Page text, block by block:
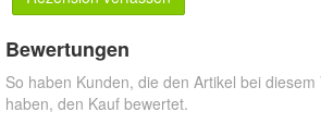
Bewertungen
So haben Kunden, die den Artikel bei
haben, den Kauf bewertet.